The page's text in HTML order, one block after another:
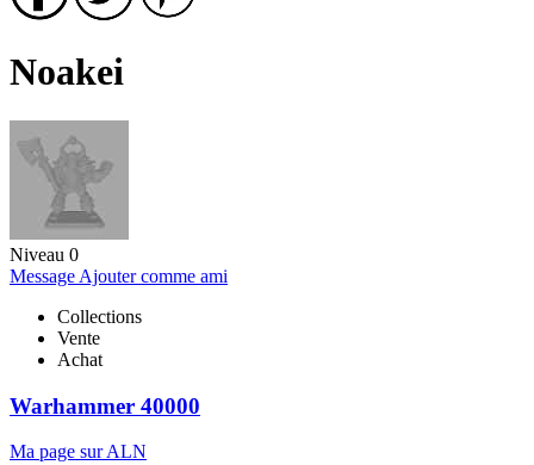
Noakei
Niveau 0
Message Ajouter comme ami
Collections
Vente
Achat
Warhammer 40000
Ma page sur ALN